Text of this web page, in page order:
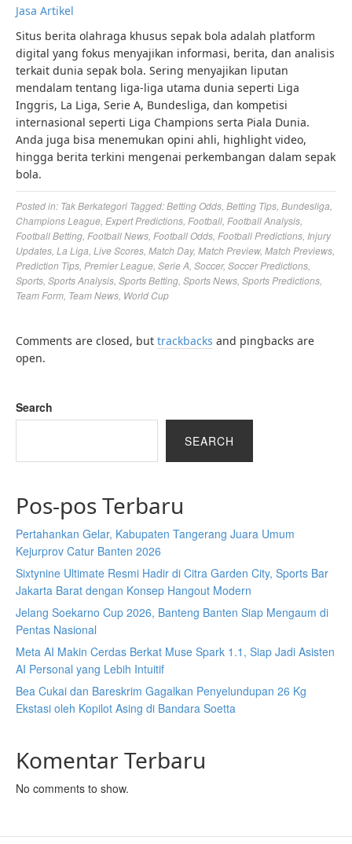
Jasa Artikel
Situs berita olahraga khusus sepak bola adalah platform
digital yang fokus menyajikan informasi, berita, dan analisis
terkait dunia sepak bola. Sering menyajikan liputan
mendalam tentang liga-liga utama dunia seperti Liga
Inggris, La Liga, Serie A, Bundesliga, dan kompetisi
internasional seperti Liga Champions serta Piala Dunia.
Anda juga bisa menemukan opini ahli, highlight video,
hingga berita terkini mengenai perkembangan dalam sepak
bola.
Posted in: Tak Berkategori Tagged:Betting Odds Betting Tips Bundesliga
Champions League Expert Predictions Football Football Analysis
Football Betting Football News Football Odds Football Predictions Injury
Updates La Liga Live Scores Match Day, Match Preview, Match Previews
Prediction Tips Premier League Serie A Soccer, Soccer Predictions
Sports Sports Analysis Sports Betting Sports News Sports Predictions
Team Form Team News World Cup
Comments are closed, but trackbacks and pingbacks are
open.
Search
SEARCH
Pos-pos Terbaru
Pertahankan Gelar, Kabupaten Tangerang Juara Umum
Kejurprov Catur Banten 2026
Sixtynine Ultimate Resmi Hadir di Citra Garden City, Sports Bar
Jakarta Barat dengan Konsep Hangout Modern
Jelang Soekarno Cup 2026, Banteng Banten Siap Mengaum di
Pentas Nasional
Meta AI Makin Cerdas Berkat Muse Spark 1.1, Siap Jadi Asisten
AI Personal yang Lebih Intuitif
Bea Cukai dan Bareskrim Gagalkan Penyelundupan 26 Kg
Ekstasi oleh Kopilot Asing di Bandara Soetta
Komentar Terbaru
No comments to show.